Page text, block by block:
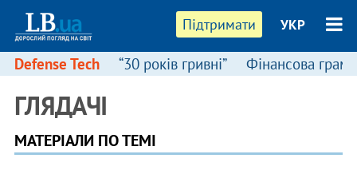
Підтримати УКР
Defense Tech “30 років гривні” Фінансова
ГЛЯДАЧІ
МАТЕРІАЛИ ПО ТЕМІ